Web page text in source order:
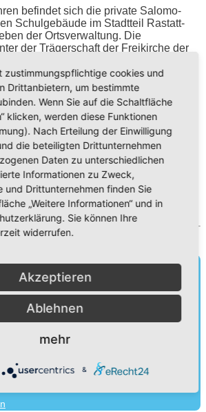
befindet sich die private Salomo-
Schulgebäude im Stadtteil Rastatt-
der Ortsverwaltung. Die
der Trägerschaft der Freikirche der
gliedert sich in die beiden
Grundschule (gegründet 2009)
Realschule (seit 2011). Das Motto
lautet: „Bildung für heute. Wissen für
die Ewigkeit.“ Kleine Klassen, eine
sowie ein wertschätzendes
Voraussetzungen für schulisches
Neben fachlichem Unterricht
selbstständiges Arbeiten und
gezielt gefördert.
Sie bei unserer Infoveranstaltung
Ewigkeit.
Durch die Zusammenarbeit
Eltern gehen wir an unseren
eine Erziehungspartnerschaft
legen wir ebenso Wert auf die
zustimmungspflichtige cookies und
Drittanbietern, um bestimmte
Wenn Sie auf die Schaltfläche
klicken, werden diese Funktionen
Nach Erteilung der Einwilligung
die beteiligten Drittunternehmen
Daten zu unterschiedlichen
Informationen zu Zweck,
und Drittunternehmen finden Sie
„Weitere Informationen“ und in
Sie können Ihre
widerrufen.
Akzeptieren
Ablehnen
mehr
&